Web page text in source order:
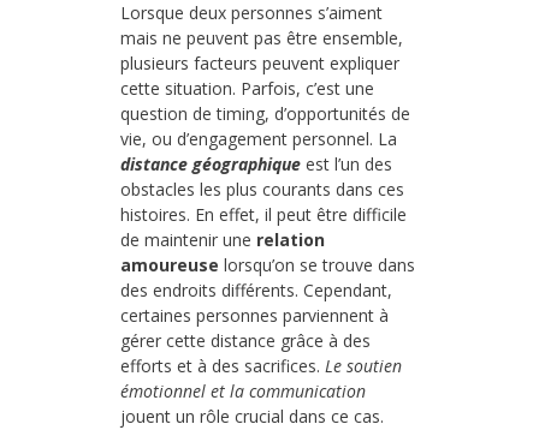
Lorsque deux personnes s’aiment
mais ne peuvent pas être ensemble,
plusieurs facteurs peuvent expliquer
cette situation. Parfois, c’est une
question de timing, d’opportunités de
vie, ou d’engagement personnel. La
distance géographique est l’un des
obstacles les plus courants dans ces
histoires. En effet, il peut être difficile
de maintenir une relation
amoureuse lorsqu’on se trouve dans
des endroits différents. Cependant,
certaines personnes parviennent à
gérer cette distance grâce à des
efforts et à des sacrifices. Le soutien
émotionnel et la communication
jouent un rôle crucial dans ce cas.